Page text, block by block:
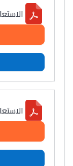
Vidéos